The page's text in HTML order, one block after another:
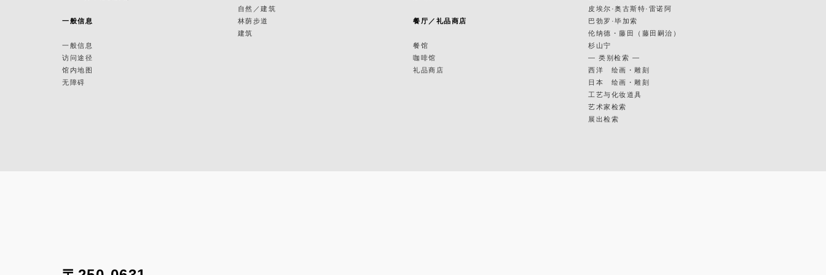
一般信息
一般信息
访问途径
馆内地图
无障碍
自然／建筑
林荫步道
建筑
餐厅／礼品商店
餐馆
咖啡馆
礼品商店
皮埃尔·奥古斯特·雷诺阿
巴勃罗·毕加索
伦纳德・藤田（藤田嗣治）
杉山宁
— 类别检索 —
西洋 绘画・雕刻
日本 绘画・雕刻
工艺与化妆道具
艺术家检索
展出检索